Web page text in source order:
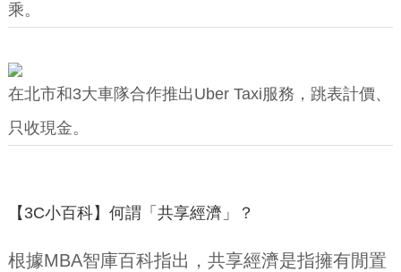
乘。
在北市和3大車隊合作推出Uber Taxi服務，跳表計價、
只收現金。
【3C小百科】何謂「共享經濟」？
根據MBA智庫百科指出，共享經濟是指擁有閒置